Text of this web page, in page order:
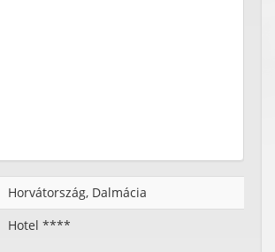
Horvátország, Dalmácia
Hotel ****